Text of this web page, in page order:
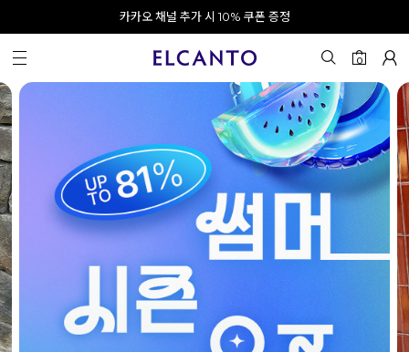
오전 10시 이전 결제 완료 시 오늘 출발!
회원가입 시 최대 20% 쿠폰 지급
카카오 채널 추가 시 10% 쿠폰 증정
APP으로 로그인하고 10% 할인쿠폰 받기
0